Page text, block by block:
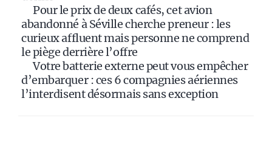
Pour le prix de deux cafés, cet avion
abandonné à Séville cherche preneur : les
curieux affluent mais personne ne comprend
le piège derrière l’offre
Votre batterie externe peut vous empêcher
d’embarquer : ces 6 compagnies aériennes
l’interdisent désormais sans exception